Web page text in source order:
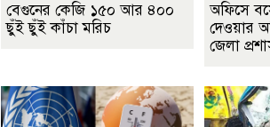
বেগুনের কেজি ১৫০ আর ৪০০
ছুঁই ছুঁই কাঁচা মরিচ
অফিসে
দেওয়ার
জেলা